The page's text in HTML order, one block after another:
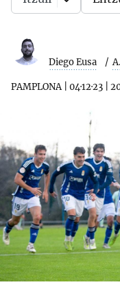
Diego Eusa
PAMPLONA| 04·12·23